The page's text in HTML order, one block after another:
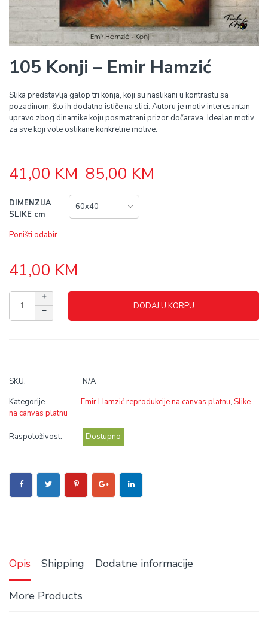
105 Konji – Emir Hamzić
Slika predstavlja galop tri konja, koji su naslikani u kontrastu sa
pozadinom, što ih dodatno ističe na slici. Autoru je motiv interesantan
upravo zbog dinamike koju posmatrani prizor dočarava. Idealan motiv
za sve koji vole oslikane konkretne motive.
41,00 KM – 85,00 KM
DIMENZIJA
SLIKE cm
Poništi odabir
41,00 KM
DODAJ U KORPU
SKU:
N/A
Kategorije
Emir Hamzić reprodukcije na canvas platnu, Slike
na canvas platnu
Raspoloživost: Dostupno
Opis Shipping Dodatne informacije
More Products